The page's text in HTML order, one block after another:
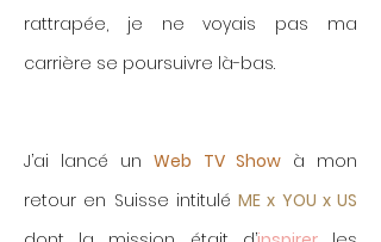
rattrapée, je ne voyais pas ma
carrière se poursuivre là-bas.
J’ai lancé unWeb TV Showà mon
retour en Suisse intitulé ME x YOU x US